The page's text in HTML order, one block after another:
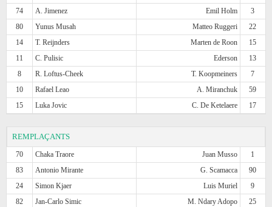
74
A. Jimenez Emil Holm
3
80
Yunus Musah Matteo Ruggeri
22
14
T. Reijnders Marten de Roon
15
11
C. Pulisic Ederson
13
8
R. Loftus-Cheek T. Koopmeiners
7
10
Rafael Leao A. Miranchuk
59
15
Luka Jovic C. De Ketelaere 17
REMPLAÇANTS
70 Chaka Traore Juan Musso
1
83
Antonio Mirante G. Scamacca
90
24
Simon Kjaer Luis Muriel
9
82
Jan-Carlo Simic M. Ndary Adopo 25